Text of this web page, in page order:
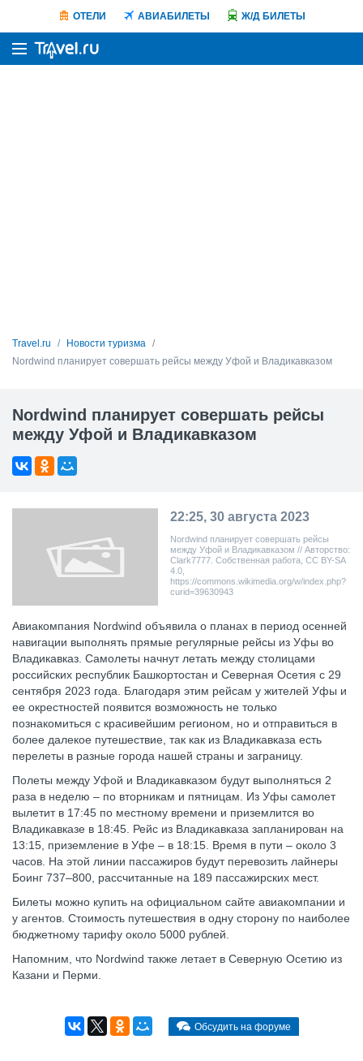
ОТЕЛИ АВИАБИЛЕТЫ Ж/Д БИЛЕТЫ
Travel.ru
Новости туризма
Nordwind планирует совершать рейсы между Уфой и Владикавказом
Nordwind планирует совершать рейсы
между Уфой и Владикавказом
22:25, 30 августа 2023
Nordwind планирует совершать рейсы
между Уфой и Владикавказом // Авторство:
Clark7777. Собственная работа, CC BY-SA
4.0,
https://commons.wikimedia.org/w/index.php?
curid=39630943
Авиакомпания Nordwind объявила о планах в период осенней
навигации выполнять прямые регулярные рейсы из Уфы во
Владикавказ. Самолеты начнут летать между столицами
российских республик Башкортостан и Северная Осетия с 29
сентября 2023 года. Благодаря этим рейсам у жителей Уфы и
ее окрестностей появится возможность не только
познакомиться с красивейшим регионом, но и отправиться в
более далекое путешествие, так как из Владикавказа есть
перелеты в разные города нашей страны и заграницу.
Полеты между Уфой и Владикавказом будут выполняться 2
раза в неделю – по вторникам и пятницам. Из Уфы самолет
вылетит в 17:45 по местному времени и приземлится во
Владикавказе в 18:45. Рейс из Владикавказа запланирован на
13:15, приземление в Уфе – в 18:15. Время в пути – около 3
часов. На этой линии пассажиров будут перевозить лайнеры
Боинг 737–800, рассчитанные на 189 пассажирских мест.
Билеты можно купить на официальном сайте авиакомпании и
у агентов. Стоимость путешествия в одну сторону по наиболее
бюджетному тарифу около 5000 рублей.
Напомним, что Nordwind также летает в Северную Осетию из
Казани и Перми.
Обсудить на форуме